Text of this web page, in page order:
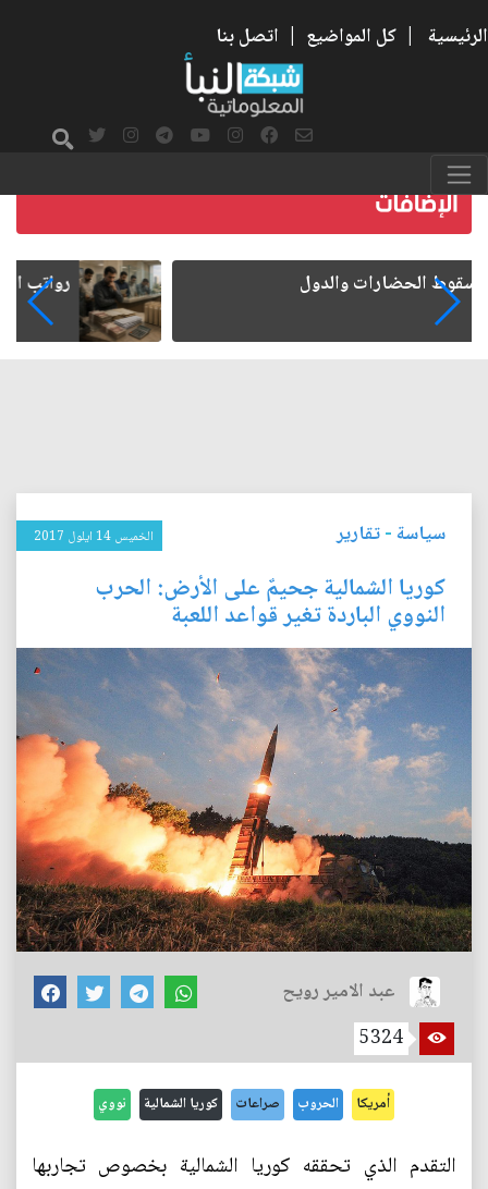
الرئيسية | كل المواضيع | اتصل بنا
رواتب الموظفين على صفيح ساخن
سياسة-تقارير الخميس 14 ايلول 2017
كوريا الشمالية جحيمٌ على الأرض: الحرب
النووي الباردة تغير قواعد اللعبة
عبد الامير رويح
5324
أمريكا الحروب صراعات كوريا الشمالية نووي
التقدم الذي تحققه كوريا الشمالية بخصوص تجاربها